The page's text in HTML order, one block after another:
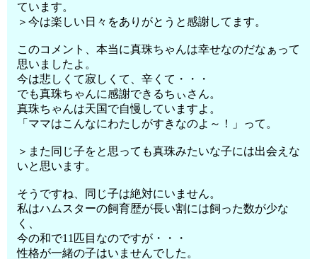
ています。
＞今は楽しい日々をありがとうと感謝してます。
このコメント、本当に真珠ちゃんは幸せなのだなぁって
思いましたよ。
今は悲しくて寂しくて、辛くて・・・
でも真珠ちゃんに感謝できるちぃさん。
真珠ちゃんは天国で自慢していますよ。
「ママはこんなにわたしがすきなのよ～！」って。
＞また同じ子をと思っても真珠みたいな子には出会えな
いと思います。
そうですね、同じ子は絶対にいません。
私はハムスターの飼育歴が長い割には飼った数が少な
く、
今の和で11匹目なのですが・・・
性格が一緒の子はいませんでした。